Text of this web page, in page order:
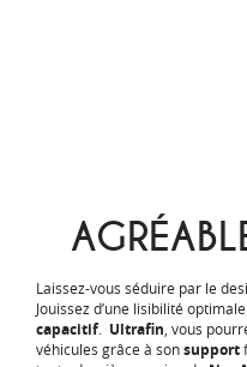
Laissez-vous séduire par le
Jouissez d’une lisibilité
capacitif. Ultrafin, vous
véhicules grâce à sonsupport